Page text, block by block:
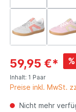
59,95 €* %
Inhalt: 1 Paar
Preise inkl. MwSt.
Nicht mehr